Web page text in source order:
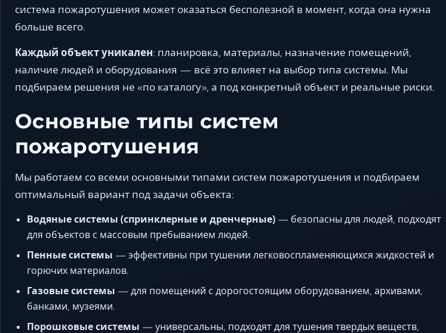
система пожаротушения может оказаться бесполезной в момент, когда она нужна
больше всего.
Каждый объект уникален: планировка, материалы, назначение помещений,
наличие людей и оборудования — всё это влияет на выбор типа системы. Мы
подбираем решения не «по каталогу», а под конкретный объект и реальные риски.
Основные типы систем
пожаротушения
Мы работаем со всеми основными типами систем пожаротушения и подбираем
оптимальный вариант под задачи объекта:
Водяные системы (спринклерные и дренчерные) — безопасны для людей, подходят
для объектов с массовым пребыванием людей.
Пенные системы — эффективны при тушении легковоспламеняющихся жидкостей и
горючих материалов.
Газовые системы — для помещений с дорогостоящим оборудованием, архивами,
банками, музеями.
Порошковые системы — универсальны, подходят для тушения твердых веществ,